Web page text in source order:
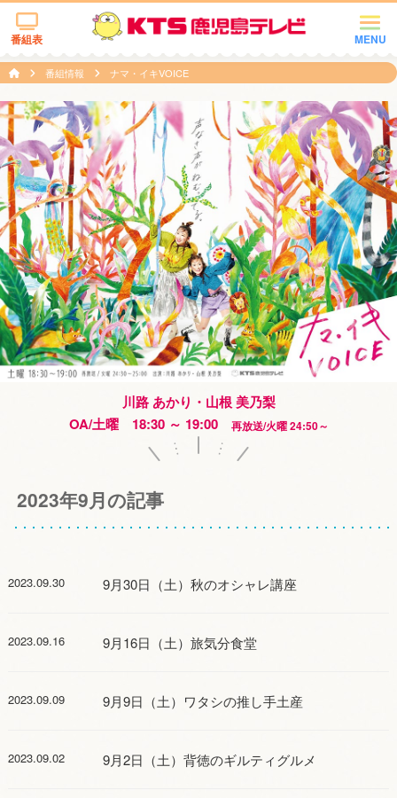
MENU
番組表
番組情報 ナマ・イキVOICE
川路 あかり・山根 美乃梨
OA/土曜 18:30 ～ 19:00
再放送/火曜 24:50～
2023年9月の記事
2023.09.30 9月30日（土）秋のオシャレ講座
2023.09.16 9月16日（土）旅気分食堂
2023.09.09 9月9日（土）ワタシの推し手土産
2023.09.02 9月2日（土）背徳のギルティグルメ